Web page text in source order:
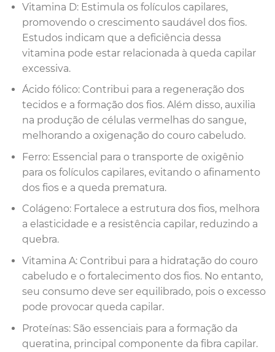
Vitamina D: Estimula os folículos capilares,
promovendo o crescimento saudável dos fios.
Estudos indicam que a deficiência dessa
vitamina pode estar relacionada à queda capilar
excessiva.
Ácido fólico: Contribui para a regeneração dos
tecidos e a formação dos fios. Além disso, auxilia
na produção de células vermelhas do sangue,
melhorando a oxigenação do couro cabeludo.
Ferro: Essencial para o transporte de oxigênio
para os folículos capilares, evitando o afinamento
dos fios e a queda prematura.
Colágeno: Fortalece a estrutura dos fios, melhora
a elasticidade e a resistência capilar, reduzindo a
quebra.
Vitamina A: Contribui para a hidratação do couro
cabeludo e o fortalecimento dos fios. No entanto,
seu consumo deve ser equilibrado, pois o excesso
pode provocar queda capilar.
Proteínas: São essenciais para a formação da
queratina, principal componente da fibra capilar.